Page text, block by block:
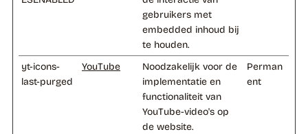
gebruikers met
embedded inhoud bij
te houden.
yt-icons-
last-purged
YouTube
Noodzakelijk voor de
implementatie en
functionaliteit van
YouTube-video's op
de website.
Perman
ent